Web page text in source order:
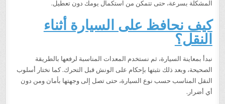
المشكلة بسرعة، حتى تتمكن من استكمال يومك دون تعطيل.
كيف نحافظ على السيارة أثناء
النقل؟
نبدأ بمعاينة السيارة، ثم نستخدم المعدات المناسبة لرفعها بالطريقة
الصحيحة، وبعد ذلك نثبتها بإحكام على الونش قبل التحرك. كما نختار أسلوب
النقل المناسب حسب نوع السيارة، حتى تصل إلى وجهتها بأمان ومن دون
أي أضرار.